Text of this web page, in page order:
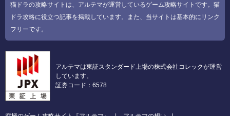
猫ドラの攻略サイトは、アルテマが運営しているゲーム攻略サイトです。猫
ドラ攻略に役立つ記事を掲載しています。また、当サイトは基本的にリンク
フリーです。
アルテマは東証スタンダード上場の株式会社コレックが運営
しています。
証券コード：6578